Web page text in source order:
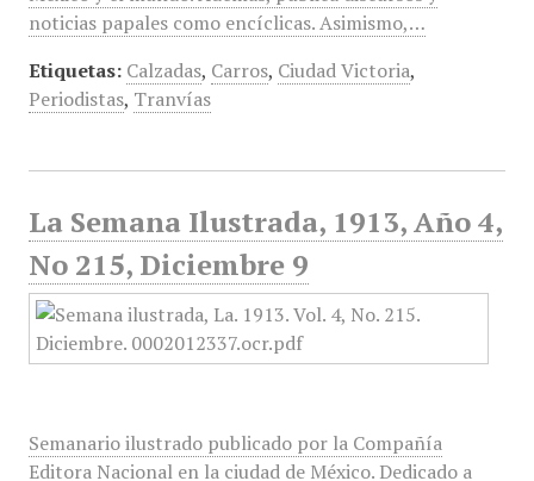
noticias papales como encíclicas. Asimismo,…
Etiquetas: Calzadas, Carros, Ciudad Victoria,
Periodistas, Tranvías
La Semana Ilustrada, 1913, Año 4,
No 215, Diciembre 9
Semanario ilustrado publicado por la Compañía
Editora Nacional en la ciudad de México. Dedicado a